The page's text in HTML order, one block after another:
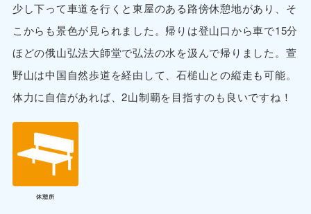
少し下って車道を行くと東屋のある路傍休憩地があり、そ
こからも景色が見られました。帰りは登山口から車で15分
ほどの俄山弘法大師堂で弘法の水を汲んで帰りました。萱
野山は中国自然歩道を経由して、石槌山との縦走も可能。
体力に自信があれば、2山制覇を目指すのも良いですね！
休憩所